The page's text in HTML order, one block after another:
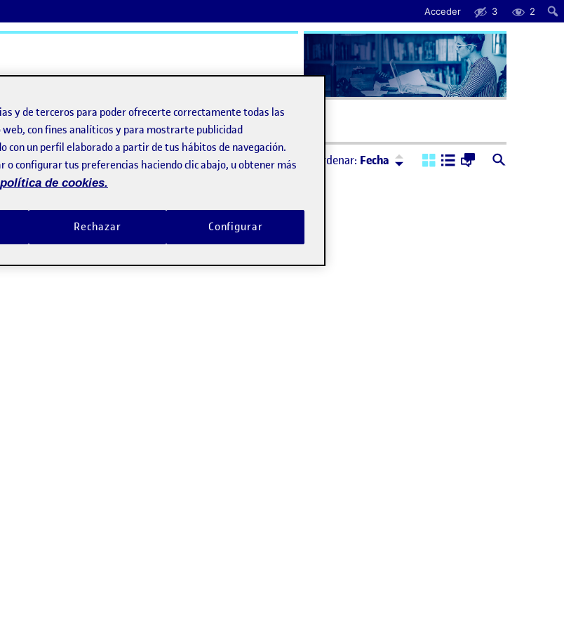
Acceder 3 2
Ayuda
Ordenar: Fecha Ordenar:Descendente
y de terceros para poder ofrecerte correctamente todas las
con fines analíticos y para mostrarte publicidad
con un perfil elaborado a partir de tus hábitos de navegación.
o configurar tus preferencias haciendo clic abajo, u obtener más
política de cookies.
Rechazar Configurar